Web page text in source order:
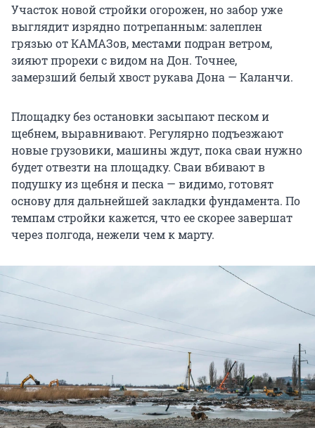
Участок новой стройки огорожен, но забор уже
выглядит изрядно потрепанным: залеплен
грязью от КАМАЗов, местами подран ветром,
зияют прорехи с видом на Дон. Точнее,
замерзший белый хвост рукава Дона — Каланчи.
Площадку без остановки засыпают песком и
щебнем, выравнивают. Регулярно подъезжают
новые грузовики, машины ждут, пока сваи нужно
будет отвезти на площадку. Сваи вбивают в
подушку из щебня и песка — видимо, готовят
основу для дальнейшей закладки фундамента. По
темпам стройки кажется, что ее скорее завершат
через полгода, нежели чем к марту.